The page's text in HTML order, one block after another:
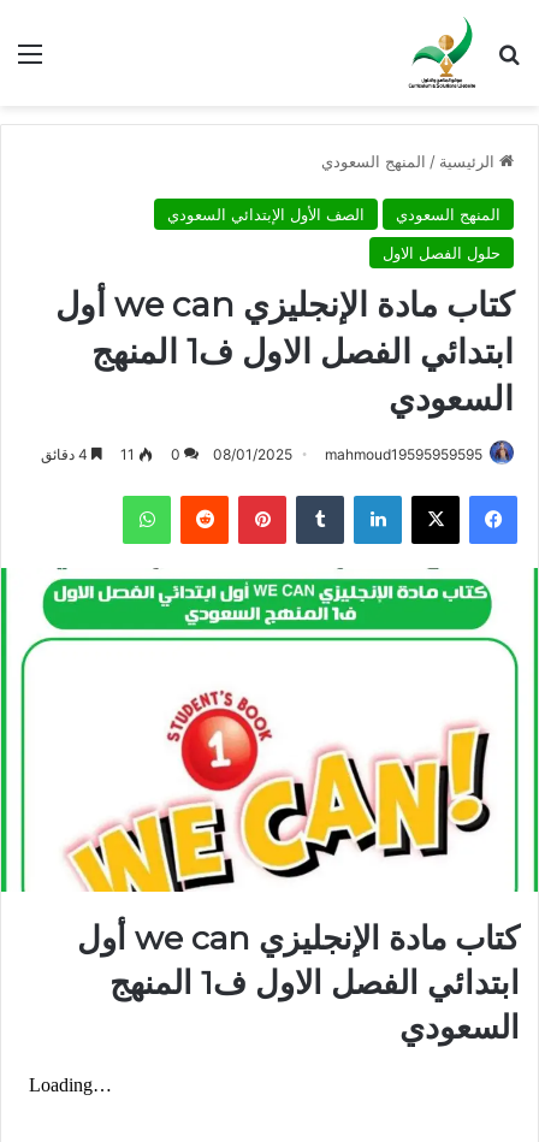
بحث عن
الرئيسية / المنهج السعودي
المنهج السعودي
الصف الأول الإبتدائي السعودي
حلول الفصل الاول
كتاب مادة الإنجليزي we can أول
ابتدائي الفصل الاول ف1 المنهج
السعودي
mahmoud19595959595
08/01/2025
0
11
فيسبوك X لينكدإن بينتيريست واتساب
كتاب مادة الإنجليزي we can أول
ابتدائي الفصل الاول ف1 المنهج
السعودي